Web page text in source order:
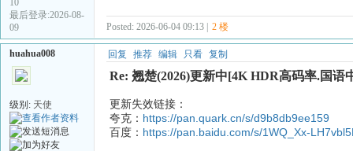
最后登录:2026-08-
09
Posted: 2026-06-04 09:13 | 2 楼
huahua008
级别: 天使
回复 推荐 编辑 只看 复制
Re: 翘楚(2026)更新中[4K HDR高码率.国语
更新失效链接：
夸克： https://pan.quark.cn/s/d9b8db9ee159
百度： https://pan.baidu.com/s/1WQ_Xx-